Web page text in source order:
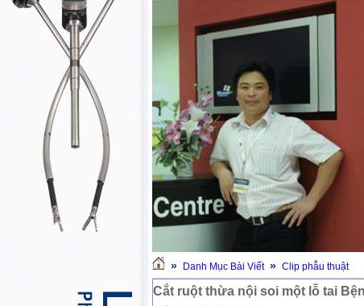
» Danh Mục Bài Viết » Clip phẫu thuật
Cắt ruột thừa nội soi một lỗ tai